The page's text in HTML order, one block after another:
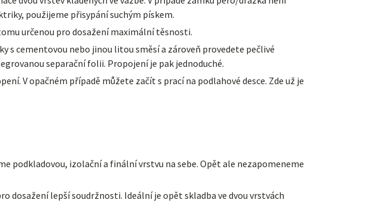
použijeme přisypání suchým pískem.
určenou pro dosažení maximální těsnosti.
s cementovou nebo jinou litou směsí a zároveň provedete pečlivé
separační folii. Propojení je pak jednoduché.
V opačném případě můžete začít s prací na podlahové desce. Zde už je
podkladovou, izolační a finální vrstvu na sebe. Opět ale nezapomeneme
dosažení lepší soudržnosti. Ideální je opět skladba ve dvou vrstvách